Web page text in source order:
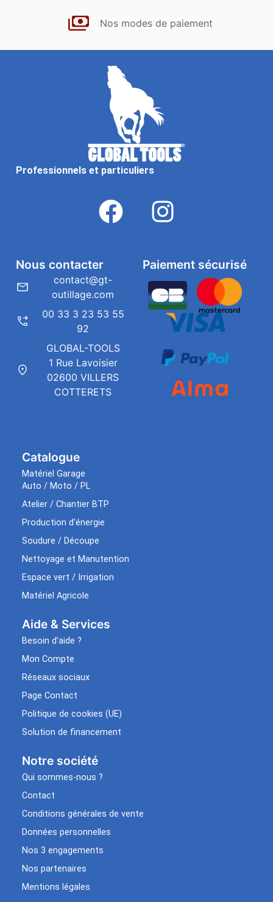
Nos modes de paiement
Professionnels et particuliers
Catalogue
Matériel Garage
Auto / Moto / PL
Atelier / Chantier BTP
Production d’énergie
Soudure / Découpe
Nettoyage et Manutention
Espace vert / Irrigation
Matériel Agricole
Aide & Services​
Besoin d’aide ?
Mon Compte
Réseaux sociaux
Page Contact
Politique de cookies (UE)
Solution de financement
Notre société
Qui sommes-nous ?
Contact
Conditions générales de vente
Données personnelles
Nos 3 engagements
Nos partenaires
Mentions légales
Paiement sécurisé
Nous contacter
contact@gt-
outillage.com
00 33 3 23 53 55
92
GLOBAL-TOOLS
1 Rue Lavoisier
02600 VILLERS
COTTERETS